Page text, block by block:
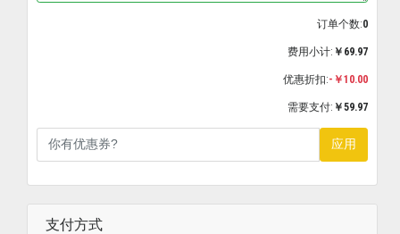
订单个数:0
费用小计: ￥69.97
优惠折扣:-￥10.00
需要支付: ￥59.97
应用
支付方式